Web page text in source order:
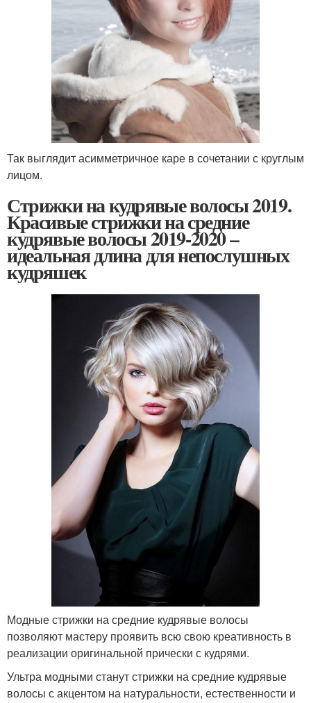
Так выглядит асимметричное каре в сочетании с круглым
лицом.
Стрижки на кудрявые волосы 2019.
Красивые стрижки на средние
кудрявые волосы 2019-2020 –
идеальная длина для непослушных
кудряшек
Модные стрижки на средние кудрявые волосы
позволяют мастеру проявить всю свою креативность в
реализации оригинальной прически с кудрями.
Ультра модными станут стрижки на средние кудрявые
волосы с акцентом на натуральности, естественности и